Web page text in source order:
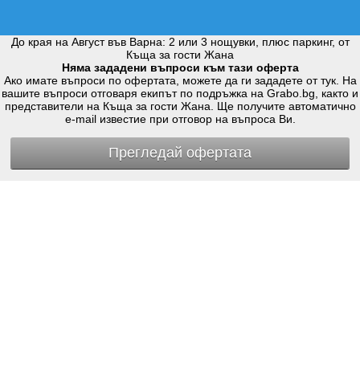
До края на Август във Варна: 2 или 3 нощувки, плюс паркинг, от
Къща за гости Жана
Няма зададени въпроси към тази оферта
Ако имате въпроси по офертата, можете да ги зададете от тук. На
вашите въпроси отговаря екипът по подръжка на Grabo.bg, както и
представители на Къща за гости Жана. Ще получите автоматично
e-mail известие при отговор на въпроса Ви.
Прегледай офертата